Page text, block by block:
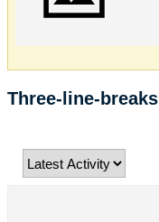
Three-line-breaks